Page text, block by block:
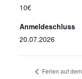
10€
Anmeldeschluss
20.07.2026
Ferien auf dem